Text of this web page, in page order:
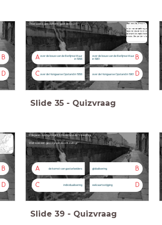
B
D
Over welke gebeurtenis gaat de bron?
A over de bouw van de Berlijnse Muur
in 1956
B
over de bouw van de Berlijnse Muur
in 1961
C over de Hongaarse Opstand in 1956 D
over de Hongaarse Opstand in 1961
Slide 35 - Quizvraag
B
D
In de jaren zestig begint in Nederland de ontzuiling.
Wat was een gevolg van de ontzuiling?
A de komst van gastarbeiders B
globalisering
C individualisering D
welvaartsstijging
Slide 39 - Quizvraag